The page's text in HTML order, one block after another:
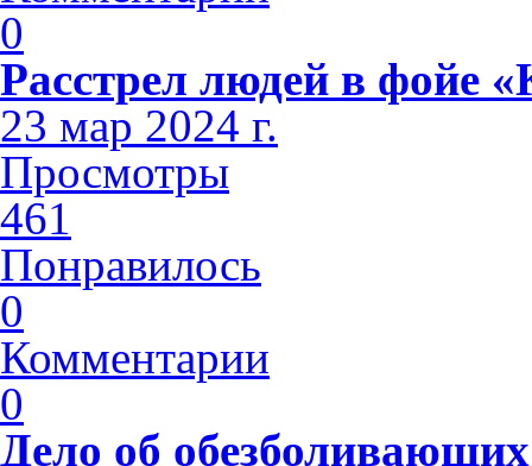
0
Расстрел людей в фойе
23 мар 2024 г.
Просмотры
461
Понравилось
0
Комментарии
0
Дело об